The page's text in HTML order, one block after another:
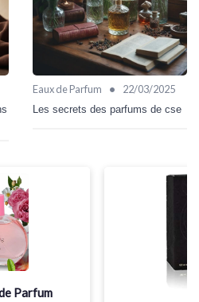
Eaux de Parfum • 22/03/2025
Les secrets des parfums de cse
Parfum